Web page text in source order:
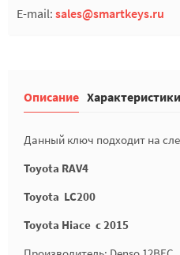
E-mail: sales@smartkeys.ru
Описание Характеристики
Данный ключ подходит на
Toyota RAV4
Toyota LC200
Toyota Hiace с 2015